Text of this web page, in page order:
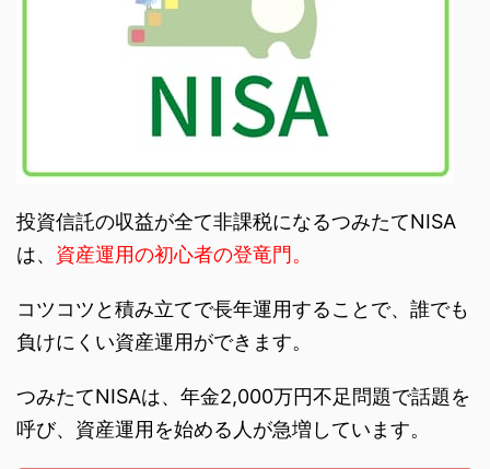
投資信託の収益が全て非課税になるつみたてNISA
は、 資産運用の初心者の登竜門。
コツコツと積み立てで長年運用することで、誰でも
負けにくい資産運用ができます。
つみたてNISAは、年金2,000万円不足問題で話題を
呼び、資産運用を始める人が急増しています。